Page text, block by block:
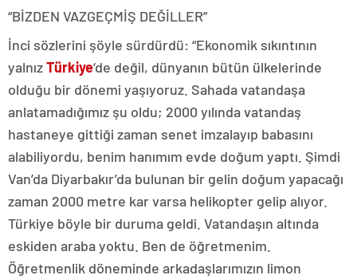
“BİZDEN VAZGEÇMİŞ DEĞİLLER”
İnci sözlerini şöyle sürdürdü: “Ekonomik sıkıntının
yalnızTürkiye‘de değil, dünyanın bütün ülkelerinde
olduğu bir dönemi yaşıyoruz. Sahada vatandaşa
anlatamadığımız şu oldu; 2000 yılında vatandaş
hastaneye gittiği zaman senet imzalayıp babasını
alabiliyordu, benim hanımım evde doğum yaptı. Şimdi
Van’da Diyarbakır’da bulunan bir gelin doğum yapacağı
zaman 2000 metre kar varsa helikopter gelip alıyor.
Türkiye böyle bir duruma geldi. Vatandaşın altında
eskiden araba yoktu. Ben de öğretmenim.
Öğretmenlik döneminde arkadaşlarımızın limon